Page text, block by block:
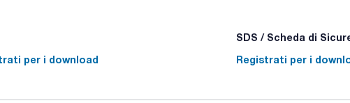
e garantisce un rapido flusso di solvente.
a sfera si apre solo durante il riempimento dell'imbuto, per poi
una lancia di sicurezza per il flusso sicuro e pulito di sostanze chimiche
per i download
SDS / Scheda di
Registrati per i